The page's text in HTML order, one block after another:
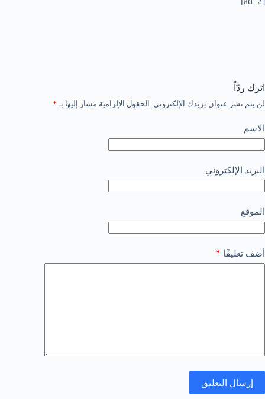
اترك ردّاً
لن يتم نشر عنوان بريدك الإلكتروني. الحقول الإلزامية مشار إليها بـ *
الاسم
البريد الإلكتروني
الموقع
أضف تعليقًا *
إرسال التعليق